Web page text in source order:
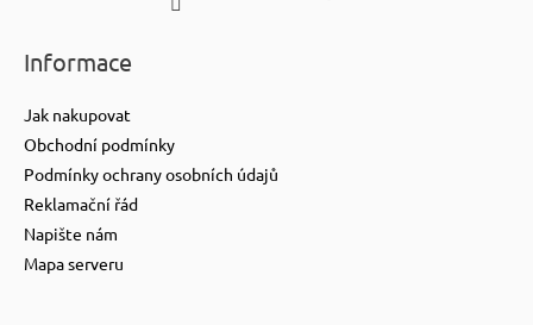
Informace
Jak nakupovat
Obchodní podmínky
Podmínky ochrany osobních údajů
Reklamační řád
Napište nám
Mapa serveru